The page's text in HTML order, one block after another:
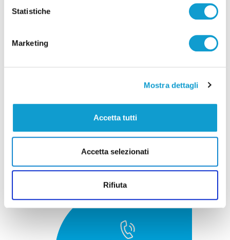
Statistiche
Marketing
Mostra dettagli
Accetta tutti
Accetta selezionati
Rifiuta